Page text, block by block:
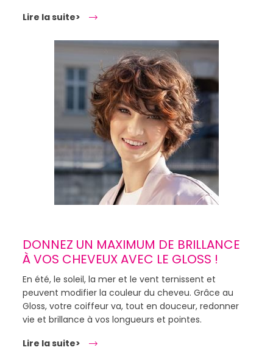
Lire la suite>
DONNEZ UN MAXIMUM DE BRILLANCE
À VOS CHEVEUX AVEC LE GLOSS !
En été, le soleil, la mer et le vent ternissent et
peuvent modifier la couleur du cheveu. Grâce au
Gloss, votre coiffeur va, tout en douceur, redonner
vie et brillance à vos longueurs et pointes.
Lire la suite>